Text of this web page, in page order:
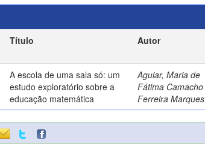
Título Autor
A escola de uma sala só: um
estudo exploratório sobre a
educação matemática
Aguiar, Maria de
Fátima Camacho
Ferreira Marques